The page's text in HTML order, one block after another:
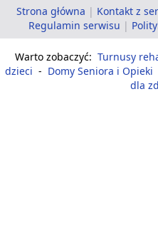
Strona główna | Kontakt z
Regulamin serwisu |
Warto zobaczyć: Turnusy
dzieci - Domy Seniora i Opieki
dla